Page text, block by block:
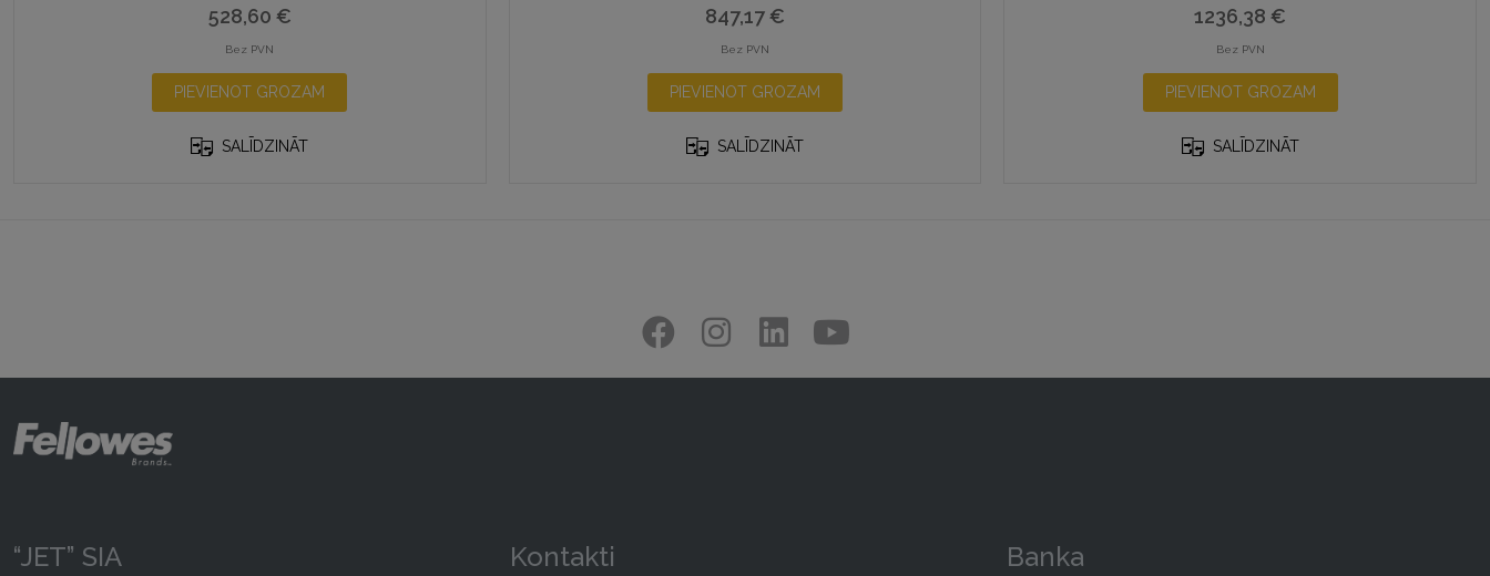
528,60 €
Bez PVN
PIEVIENOT GROZAM
SALĪDZINĀT
847,17€
Bez PVN
PIEVIENOT GROZAM
SALĪDZINĀT
1236,38€
Bez PVN
PIEVIENOT GROZAM
SALĪDZINĀT
“JET” SIA Kontakti Banka